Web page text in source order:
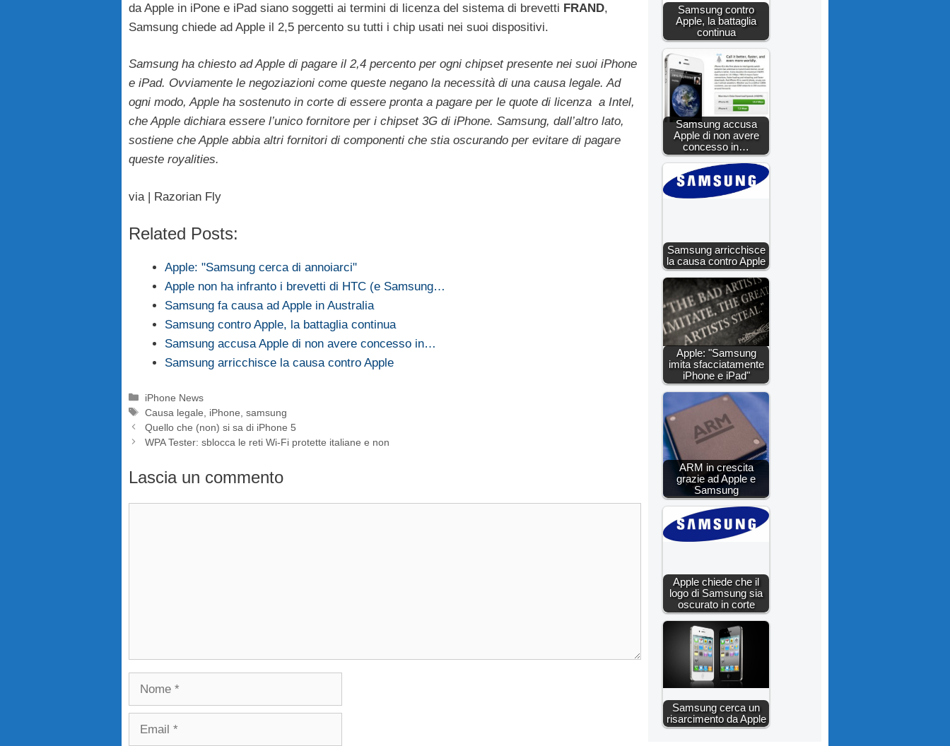
da Apple in iPone e iPad siano soggetti ai termini di licenza del sistema di brevetti FRAND,
Samsung chiede ad Apple il 2,5 percento su tutti i chip usati nei suoi dispositivi.
Samsung ha chiesto ad Apple di pagare il 2,4 percento per ogni chipset presente nei suoi iPhone
e iPad. Ovviamente le negoziazioni come queste negano la necessità di una causa legale. Ad
ogni modo, Apple ha sostenuto in corte di essere pronta a pagare per le quote di licenza a Intel,
che Apple dichiara essere l’unico fornitore per i chipset 3G di iPhone. Samsung, dall’altro lato,
sostiene che Apple abbia altri fornitori di componenti che stia oscurando per evitare di pagare
queste royalities.
via | Razorian Fly
Related Posts:
Apple: "Samsung cerca di annoiarci"
Apple non ha infranto i brevetti di HTC (e Samsung…
Samsung fa causa ad Apple in Australia
Samsung contro Apple, la battaglia continua
Samsung accusa Apple di non avere concesso in…
Samsung arricchisce la causa contro Apple
Categorie
iPhone News
Tag
Causa legale iPhone ,samsung
Quello che (non) si sa di iPhone 5
WPA Tester: sblocca le reti Wi-Fi protette italiane e non
Lascia un commento
Nome
Email
Samsung contro
Apple, la battaglia
continua
Samsung accusa
Apple di non avere
concesso in…
Samsung arricchisce
la causa contro Apple
Apple: "Samsung
imita sfacciatamente
iPhone e iPad"
ARM in crescita
grazie ad Apple e
Samsung
Apple chiede che il
logo di Samsung sia
oscurato in corte
Samsung cerca un
risarcimento da Apple